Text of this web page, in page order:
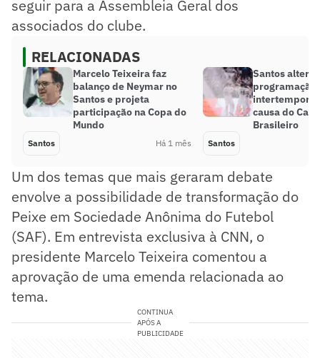
seguir para a Assembleia Geral dos
associados do clube.
RELACIONADAS
Marcelo Teixeira faz
balanço de Neymar no
Santos e projeta
participação na Copa do
Mundo
Santos Há 1 mês
Santos altera
programação
causa do
Brasileiro
Santos
Um dos temas que mais geraram debate
envolve a possibilidade de transformação do
Peixe em Sociedade Anônima do Futebol
(SAF). Em entrevista exclusiva à CNN, o
presidente Marcelo Teixeira comentou a
aprovação de uma emenda relacionada ao
tema.
CONTINUA
APÓS A
PUBLICIDADE